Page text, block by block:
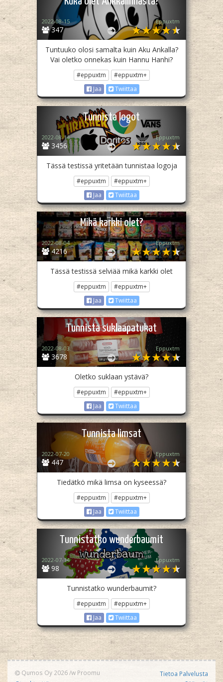
347
2022-08-15 Eppuxtm
Tuntuuko olosi samalta kuin Aku Ankalla?
Vai oletko onnekas kuin Hannu Hanhi?
#eppuxtm
#eppuxtm+
Jaa
Twiittaa
Tunnista logot
3456
2022-08-14 Eppuxtm
Tässä testissä yritetään tunnistaa logoja
#eppuxtm
#eppuxtm+
Jaa
Twiittaa
Mikä karkki olet?
4216
2022-08-04 Eppuxtm
Tässä testissä selviää mikä karkki olet
#eppuxtm
#eppuxtm+
Jaa
Twiittaa
Tunnista suklaapatukat
3678
2022-08-03 Eppuxtm
Oletko suklaan ystävä?
#eppuxtm
#eppuxtm+
Jaa
Twiittaa
Tunnista limsat
447
2022-07-20 Eppuxtm
Tiedätkö mikä limsa on kyseessä?
#eppuxtm
#eppuxtm+
Jaa
Twiittaa
Tunnistatko wunderbaumit
98
2022-07-14 Eppuxtm
Tunnistatko wunderbaumit?
#eppuxtm
#eppuxtm+
Jaa
Twiittaa
Qumos Oy 2026/w Proomu
Tietoa Palvelusta